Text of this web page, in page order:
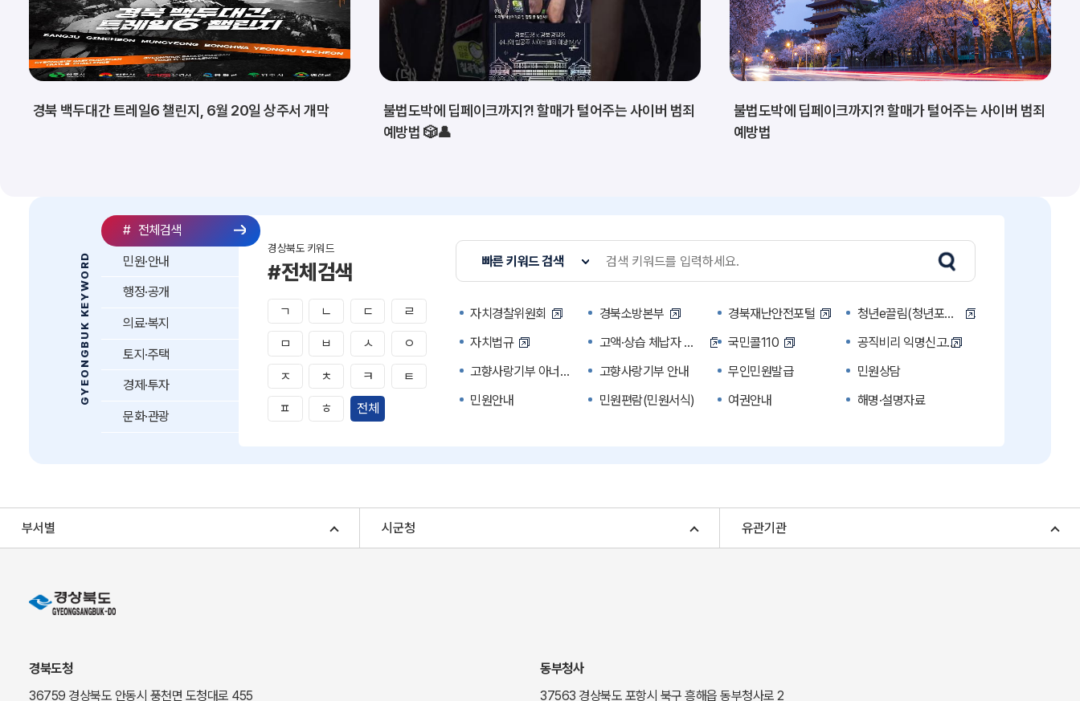
경북 백두대간 트레일6 챌린지, 6월 20일 상주서 개막
불법도박에 딥페이크까지?! 할매가 털어주는 사이버 범죄
예방법 🎲👤
불법도박에 딥페이크까지?! 할매가 털어주는 사이버 범죄
예방법
GYEONGBUK KEYWORD
# 전체검색
경상북도 키워드
#전체검색
ㄱ ㄴ ㄷ ㄹ
ㅁ ㅂ ㅅ ㅇ
ㅈ ㅊ ㅋ ㅌ
ㅍ ㅎ 전체
빠른 키워드 검색
자치경찰위원회 경북소방본부 경북재난안전포털
청년e끌림(청년포털)
자치법규
고액·상습 체납자 명단 국민콜110
공직비리 익명신고
고향사랑기부 아너스 클럽
고향사랑기부 안내 무인민원발급
민원상담
민원안내
민원편람(민원서식) 여권안내
해명·설명자료
귀농귀촌종합지원센터
부동산중개보수 안내 조상 땅 찾기
토지이용계획
경북e맛(음식정보)
도립예술단 공연소개 동락관
민원·안내
행정·공개
의료·복지
토지·주택
경제·투자
문화·관광
부서별 시군청 유관기관
경북도청
36759 경상북도 안동시 풍천면 도청대로 455
동부청사
37563 경상북도 포항시 북구 흥해읍 동부청사로 2